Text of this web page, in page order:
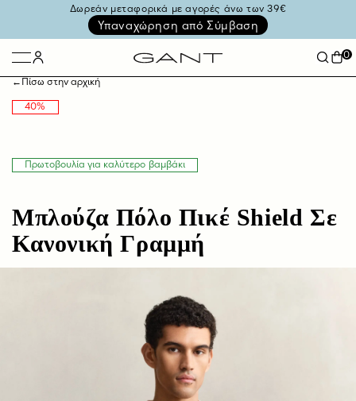
Δωρεάν μεταφορικά με αγορές άνω των 39€
Υπαναχώρηση από Σύμβαση
0
← Πίσω στην αρχική
40%
Πρωτοβουλία για καλύτερο βαμβάκι
Μπλούζα Πόλο Πικέ Shield Σε
Κανονική Γραμμή